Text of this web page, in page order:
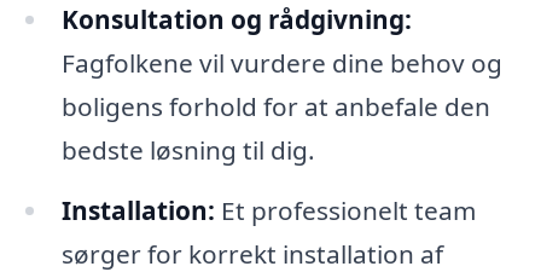
Konsultation og rådgivning:
Fagfolkene vil vurdere dine behov og
boligens forhold for at anbefale den
bedste løsning til dig.
Installation: Et professionelt team
sørger for korrekt installation af